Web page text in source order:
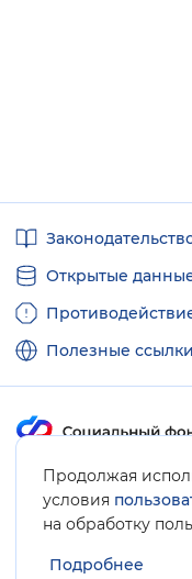
Продолжая
условия
на обработку
Подробнее
ссылки
Открытые
Полезные ссылки
Карта сайта